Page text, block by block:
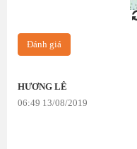
HƯƠNG LÊ
06:49 13/08/2019